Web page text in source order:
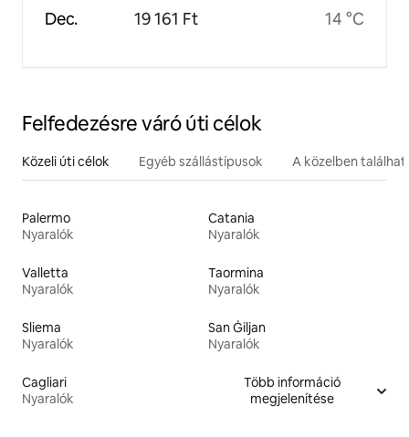
Dec. 19 161 Ft 14 °C
Felfedezésre váró úti célok
Közeli úti célok Egyéb szállástípusok A közelben
Palermo
Nyaralók
Catania
Nyaralók
Valletta
Nyaralók
Taormina
Nyaralók
Sliema
Nyaralók
San Ġiljan
Nyaralók
Cagliari
Nyaralók
Több információ
megjelenítése